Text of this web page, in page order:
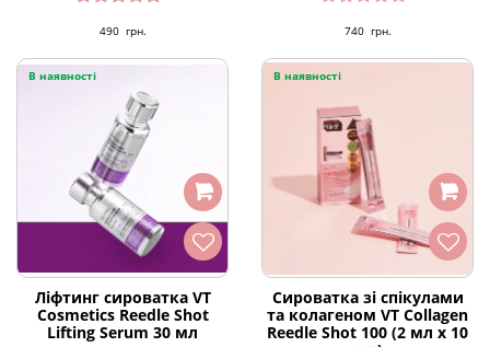
5.00з 5
490 грн. 740 грн.
В наявності
Ліфтинг сироватка VT
Cosmetics Reedle Shot
Lifting Serum 30 мл
В наявності
Сироватка зі спікулами
та колагеном VT Collagen
Reedle Shot 100 (2 мл х 10